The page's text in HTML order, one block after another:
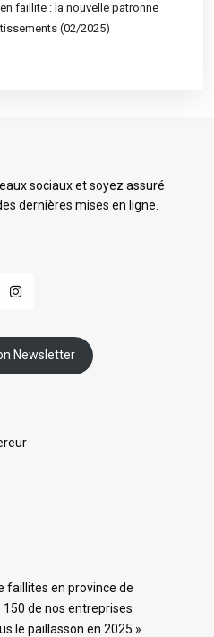
faillite : la nouvelle patronne
(02/2025)
sociaux et soyez assuré
dernières mises en ligne.
Newsletter
faillites en province de
150 de nos entreprises
le paillasson en 2025 »